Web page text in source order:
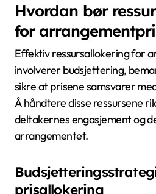
Hvordan bør
for
Effektiv ressursallokering for
involverer budsjettering,
sikre at prisene samsvarer
Å håndtere disse ressursene
deltakernes engasjement og
arrangementet.
prisallokering